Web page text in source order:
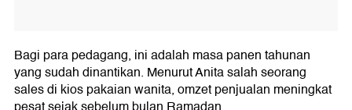
Bagi para pedagang, ini adalah masa panen tahunan
yang sudah dinantikan. Menurut Anita salah seorang
sales di kios pakaian wanita, omzet penjualan meningkat